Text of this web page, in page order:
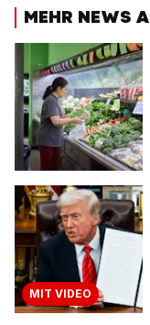
MEHR NEWS
MIT VIDEO